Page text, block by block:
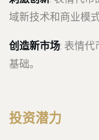
域新技术和商业模
创造新市场: 表情
基础。
投资潜力